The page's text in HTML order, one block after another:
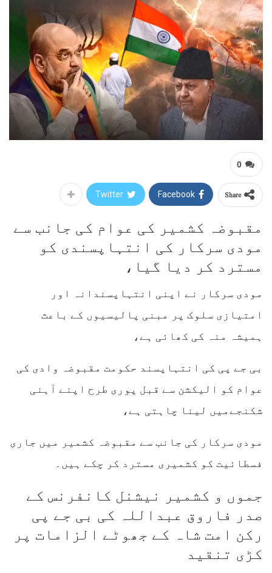
0
Share
Facebook
Twitter
مقبوضہ کشمیر کی عوام کی جانب سے
مودی سرکار کی انتہاپسندی کو
مسترد کر دیا گیا،
مودی سرکار نے اپنی انتہاپسندانہ اور
امتیازی سلوک پر مبنی پالیسیوں کے باعث
ہمیشہ منہ کی کھائی ہے،
بی جے پی کی انتہاپسند حکومت مقبوضہ وادی کی
عوام کو الیکشن سے قبل پوری طرح اپنے آہنی
شکنجےمیں لینا چاہتی ہے،
مودی سرکار کی جانب سے مقبوضہ کشمیر میں جاری
فسطائیت کو کشمیری مسترد کر چکے ہیں۔
جموں و کشمیر نیشنل کانفرنس کے
صدر فاروق عبداللہ کی بی جے پی
رکن امت شاہ کے جھوٹے الزامات پر
کڑی تنقید